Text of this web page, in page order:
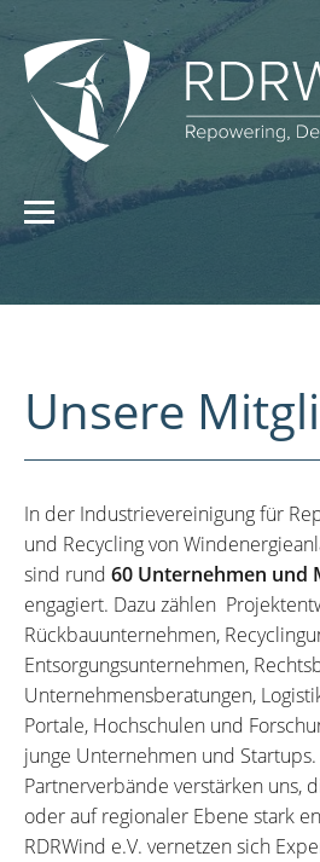
Unsere
In der Industrievereinigung für
und Recycling von
sind rund 60 Unternehmen und
engagiert. Dazu zählen
Rückbauunternehmen,
Entsorgungsunternehmen,
Unternehmensberatungen,
Portale, Hochschulen und
junge Unternehmen und
Partnerverbände verstärken uns,
oder auf regionaler Ebene stark
RDRWind e.V. vernetzen sich